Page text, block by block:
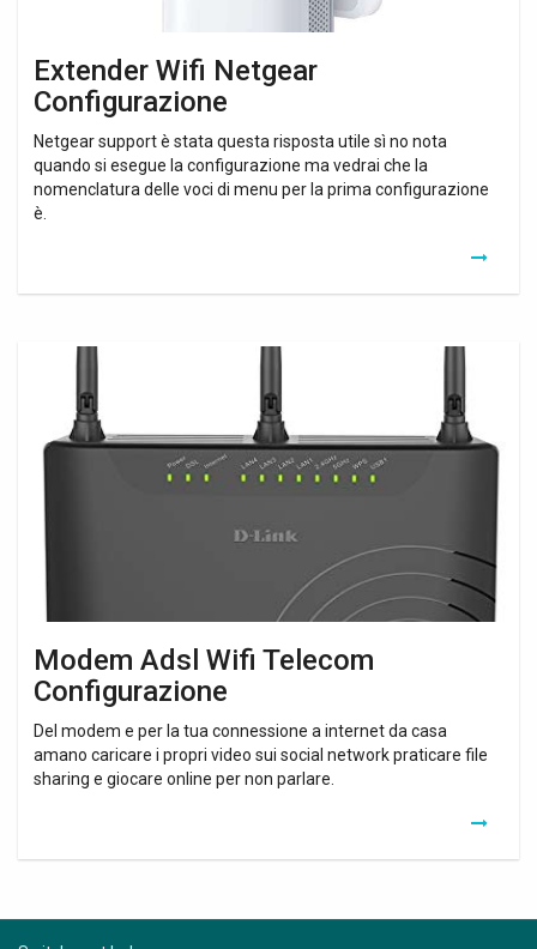
Extender Wifi Netgear
Configurazione
Netgear support è stata questa risposta utile sì no nota
quando si esegue la configurazione ma vedrai che la
nomenclatura delle voci di menu per la prima configurazione
è.
Modem Adsl Wifi Telecom
Configurazione
Del modem e per la tua connessione a internet da casa
amano caricare i propri video sui social network praticare file
sharing e giocare online per non parlare.
Telecom
Configurazione